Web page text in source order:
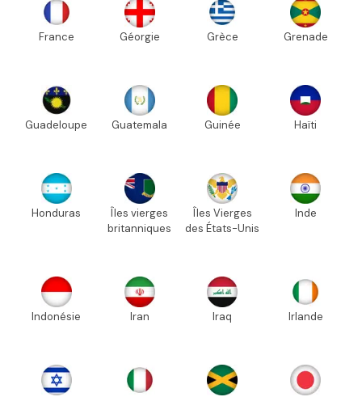
France Géorgie Grèce Grenade
Guadeloupe Guatemala Guinée Haïti
Honduras
Îles vierges
britanniques
Îles Vierges
des États-Unis
Inde
Indonésie Iran Iraq Irlande